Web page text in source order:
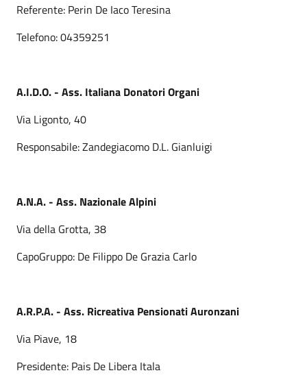
Referente: Perin De Iaco Teresina
Telefono: 04359251
A.I.D.O. - Ass. Italiana Donatori Organi
Via Ligonto, 40
Responsabile: Zandegiacomo D.L. Gianluigi
A.N.A. - Ass. Nazionale Alpini
Via della Grotta, 38
CapoGruppo: De Filippo De Grazia Carlo
A.R.P.A. - Ass. Ricreativa Pensionati Auronzani
Via Piave, 18
Presidente: Pais De Libera Itala